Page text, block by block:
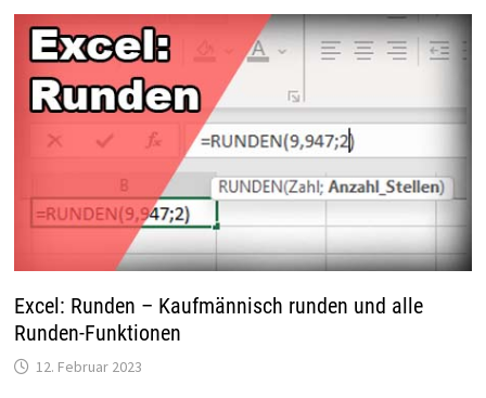
Excel: Runden – Kaufmännisch runden und alle
Runden-Funktionen
12. Februar 2023